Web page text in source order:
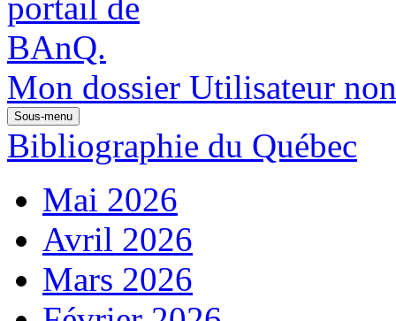
Mon dossier Utilisateur
Sous-menu
Bibliographie du Québec
Mai 2026
Avril 2026
Mars 2026